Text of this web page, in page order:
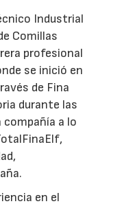
Industrial
Comillas
profesional
se inició en
de Fina
durante las
compañía a lo
en el